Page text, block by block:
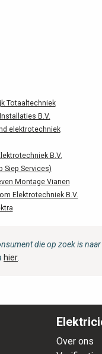
Totaaltechniek
B.V.
elektrotechniek
B.V.
Siep Services)
Montage Vianen
Elektrotechniek B.V.
die op zoek is naar
hier
Over ons